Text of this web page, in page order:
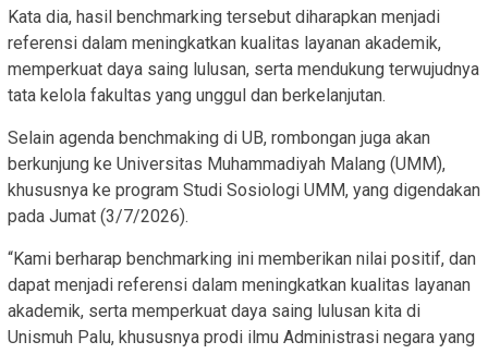
Kata dia, hasil benchmarking tersebut diharapkan menjadi
referensi dalam meningkatkan kualitas layanan akademik,
memperkuat daya saing lulusan, serta mendukung terwujudnya
tata kelola fakultas yang unggul dan berkelanjutan.
Selain agenda benchmaking di UB, rombongan juga akan
berkunjung ke Universitas Muhammadiyah Malang (UMM),
khususnya ke program Studi Sosiologi UMM, yang digendakan
pada Jumat (3/7/2026).
“Kami berharap benchmarking ini memberikan nilai positif, dan
dapat menjadi referensi dalam meningkatkan kualitas layanan
akademik, serta memperkuat daya saing lulusan kita di
Unismuh Palu, khususnya prodi ilmu Administrasi negara yang